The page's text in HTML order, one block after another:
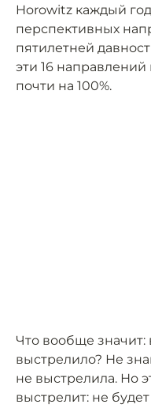
Horowitz каждый
перспективных
пятилетней
эти 16
почти на 100%.
Что вообще
выстрелило? Не
не выстрелила. Но
выстрелит: не